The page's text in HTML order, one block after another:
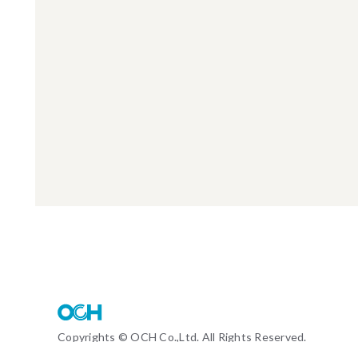
Copyrights © OCH Co.,Ltd. All Rights Reserved.